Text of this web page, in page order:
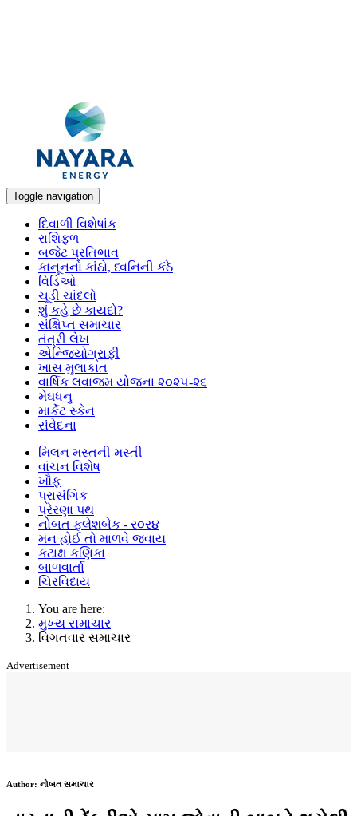
Toggle navigation
દિવાળી વિશેષાંક
રાશિફળ
બજેટ પ્રતિભાવ
કાનૂનનો કાંઠો, ધ્વનિની કંઠે
વિડિઓ
ચૂડી ચાંદલો
શું કહે છે કાયદો?
સંક્ષિપ્ત સમાચાર
તંત્રી લેખ
એન્જિયોગ્રાફી
ખાસ મુલાકાત
વાર્ષિક લવાજમ યોજના ૨૦૨૫-૨૬
મેઘધનુ
માર્કેટ સ્કેન
સંવેદના
મિલન મસ્તની મસ્તી
વાંચન વિશેષ
ખૌફ
પ્રાસંગિક
પ્રેરણા પથ
નોબત ફ્લેશબેક - ર૦ર૪
મન હોઈ તો માળવે જવાય
કટાક્ષ કણિકા
બાળવાર્તા
ચિરવિદાય
You are here:
મુખ્ય સમાચાર
વિગતવાર સમાચાર
Advertisement
Author: નોબત સમાચાર